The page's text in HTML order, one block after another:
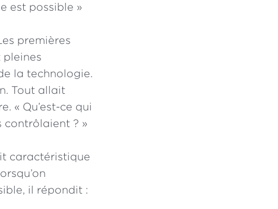
est possible »
premières
pleines
la technologie.
Tout allait
« Qu’est-ce qui
contrôlaient ? »
caractéristique
il répondit :